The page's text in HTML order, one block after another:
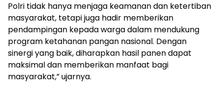
Polri tidak hanya menjaga keamanan dan ketertiban
masyarakat, tetapi juga hadir memberikan
pendampingan kepada warga dalam mendukung
program ketahanan pangan nasional. Dengan
sinergi yang baik, diharapkan hasil panen dapat
maksimal dan memberikan manfaat bagi
masyarakat,” ujarnya.